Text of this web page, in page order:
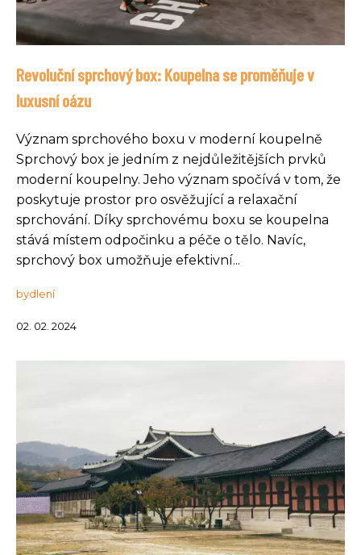
Revoluční sprchový box: Koupelna se proměňuje v
luxusní oázu
Význam sprchového boxu v moderní koupelně
Sprchový box je jedním z nejdůležitějších prvků
moderní koupelny. Jeho význam spočívá v tom, že
poskytuje prostor pro osvěžující a relaxační
sprchování. Díky sprchovému boxu se koupelna
stává místem odpočinku a péče o tělo. Navíc,
sprchový box umožňuje efektivní...
bydlení
02. 02. 2024